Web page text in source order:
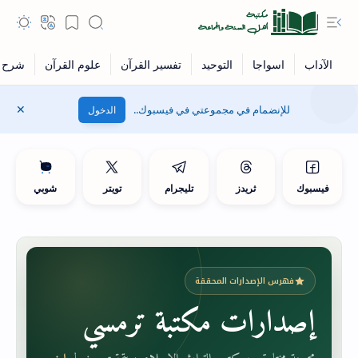
للإنضمام في مجموعتي في فيسبوك.. الدخول
فيسبوك ثريدز تليجرام تويتر شوبي
فهرس الإصدارات المحققة
إصدارات مكتبة ترمسي